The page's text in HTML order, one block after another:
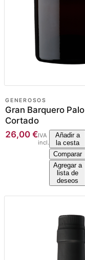
GENEROSOS
Gran Barquero Palo
Cortado
26,00 €IVA
incl.
Añadir a
la cesta
Comparar
Agregar a
lista de
deseos